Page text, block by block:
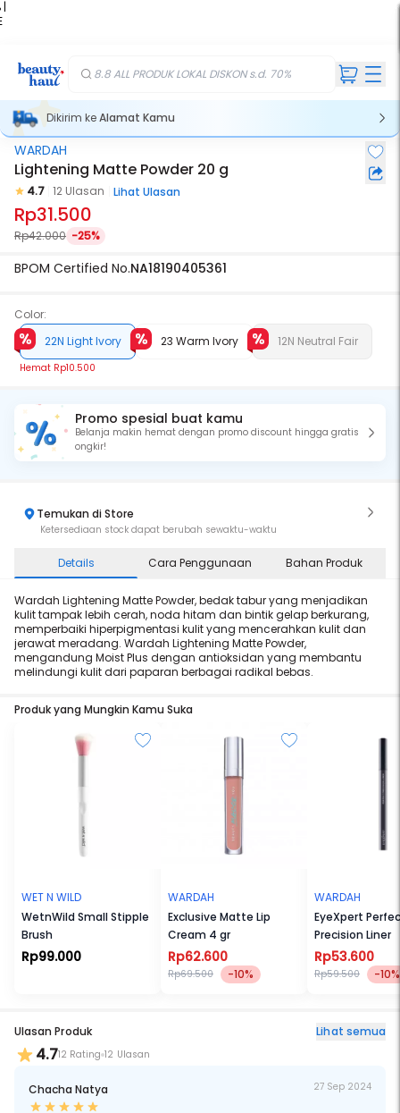
|
8.8 ALL PRODUK LOKAL DISKON s.d. 70%
Dikirim keAlamat Kamu
WARDAH
Lightening Matte Powder 20 g
4.7 12 Ulasan Lihat Ulasan
Rp31.500
Rp42.000 -25%
BPOM Certified No.NA18190405361
Color:
22N Light Ivory
Hemat Rp10.500
23 Warm Ivory 12N Neutral Fair
Promo spesial buat kamu
Belanja makin hemat dengan promo discount hingga gratis
ongkir!
Temukan di Store
Ketersediaan stock dapat berubah sewaktu-waktu
Details Cara Penggunaan Bahan Produk
Wardah Lightening Matte Powder, bedak tabur yang menjadikan
kulit tampak lebih cerah, noda hitam dan bintik gelap berkurang,
memperbaiki hiperpigmentasi kulit yang mencerahkan kulit dan
jerawat meradang. Wardah Lightening Matte Powder,
mengandung Moist Plus dengan antioksidan yang membantu
melindungi kulit dari paparan berbagai radikal bebas.
Produk yang Mungkin Kamu Suka
WET N WILD
WetnWild Small Stipple
Brush
Rp99.000
WARDAH
Exclusive Matte Lip
Cream 4 gr
Rp62.600
Rp69.500 -10%
WARDAH
EyeXpert
Precision Liner
Rp53.600
Rp59.500 -10%
Ulasan Produk Lihat semua
4.712 Rating 12 Ulasan
Chacha Natya 27 Sep 2024